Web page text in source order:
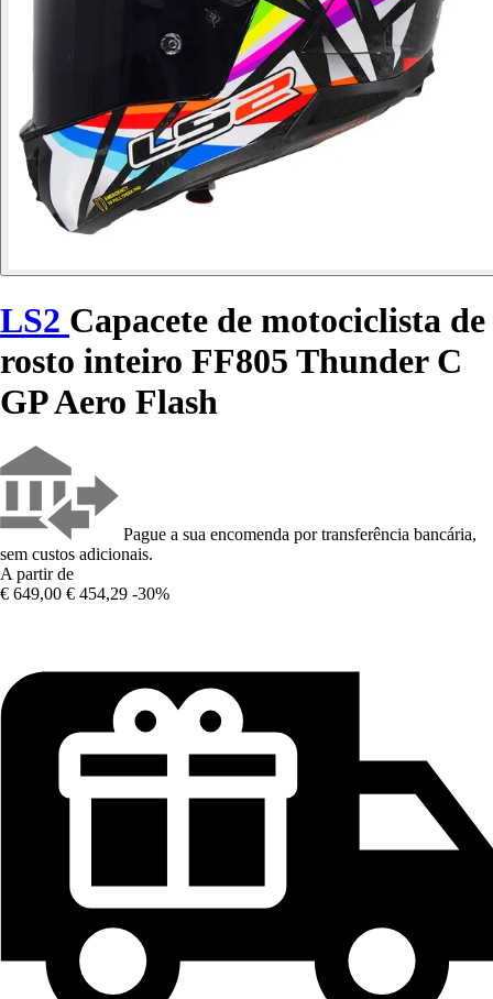
LS2 Capacete de motociclista de
rosto inteiro FF805 Thunder C
GP Aero Flash
Pague a sua encomenda por transferência bancária,
sem custos adicionais.
A partir de
€ 649,00 € 454,29 -30%